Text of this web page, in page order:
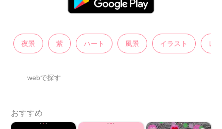
夜景 紫 ハート 風景 イラスト レ
webで探す
おすすめ